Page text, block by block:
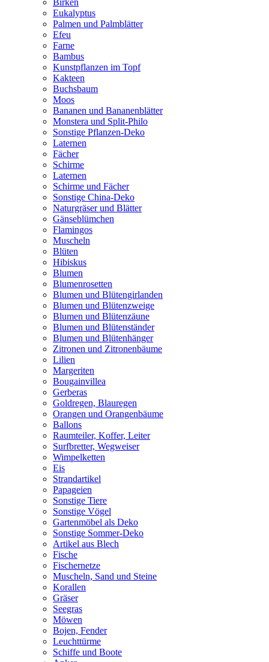
Eukalyptus
Palmen und Palmblätter
Efeu
Farne
Bambus
Kunstpflanzen im Topf
Kakteen
Buchsbaum
Moos
Bananen und Bananenblätter
Monstera und Split-Philo
Sonstige Pflanzen-Deko
Laternen
Fächer
Schirme
Laternen
Schirme und Fächer
Sonstige China-Deko
Naturgräser und Blätter
Gänseblümchen
Flamingos
Muscheln
Blüten
Hibiskus
Blumen
Blumenrosetten
Blumen und Blütengirlanden
Blumen und Blütenzweige
Blumen und Blütenzäune
Blumen und Blütenständer
Blumen und Blütenhänger
Zitronen und Zitronenbäume
Lilien
Margeriten
Bougainvillea
Gerberas
Goldregen, Blauregen
Orangen und Orangenbäume
Ballons
Raumteiler, Koffer, Leiter
Surfbretter, Wegweiser
Wimpelketten
Eis
Strandartikel
Papageien
Sonstige Tiere
Sonstige Vögel
Gartenmöbel als Deko
Sonstige Sommer-Deko
Artikel aus Blech
Fische
Fischernetze
Muscheln, Sand und Steine
Korallen
Gräser
Seegras
Möwen
Bojen, Fender
Leuchttürme
Schiffe und Boote